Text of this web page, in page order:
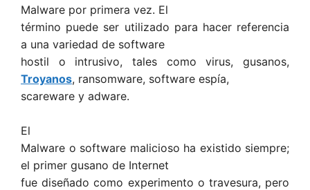
Malware por primera vez. El
término puede ser utilizado para hacer referencia
a una variedad de software
hostil o intrusivo, tales como virus, gusanos,
Troyanos, ransomware, software espía,
scareware y adware.
El
Malware o software malicioso ha existido siempre;
el primer gusano de Internet
fue diseñado como experimento o travesura, pero